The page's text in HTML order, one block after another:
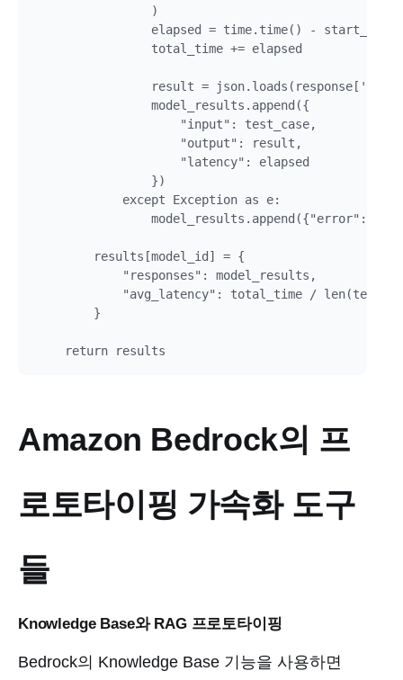
                )
                elapsed = time.time() - start_time
                total_time += elapsed
result =
                model_results.append({
                    "input": test_case,
                    "output": result,
                    "latency": elapsed
                })
            except Exception as e:
model_results.append({"error":
        results[model_id] = {
            "responses": model_results,
"avg_latency": total_time /
        }
Amazon Bedrock의 프
로토타이핑 가속화 도구
들
Knowledge Base와 RAG 프로토타이핑
Bedrock의 Knowledge Base 기능을 사용하면